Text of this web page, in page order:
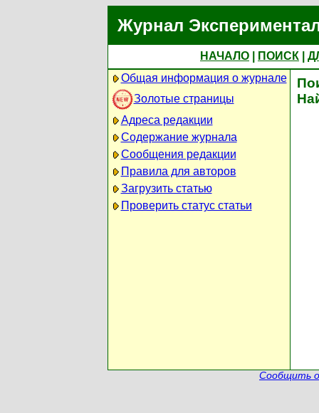
Журнал
НАЧАЛО ПОИСК
Общая информация о журнале
Золотые страницы
Адреса редакции
Содержание журнала
Сообщения редакции
Правила для авторов
Загрузить статью
Проверить статус статьи
Сообщить о